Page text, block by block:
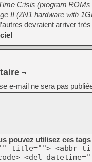
Crisis (program
II (ZN1 hardware with
devraient arriver
¬
e-mail ne sera pas
pouvez utilisez ces
title=""> <abbr
<del